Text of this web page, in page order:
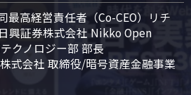
高経営責任者（Co-CEO）リチ
興証券株式会社 Nikko Open
クノロジー部 部長
式会社 取締役/暗号資産金融事業